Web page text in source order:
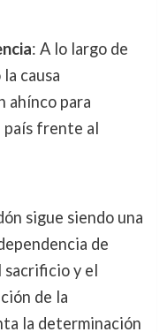
: A lo largo de
causa
ahínco para
país frente al
sigue siendo una
de
sacrificio y el
de la
la determinación